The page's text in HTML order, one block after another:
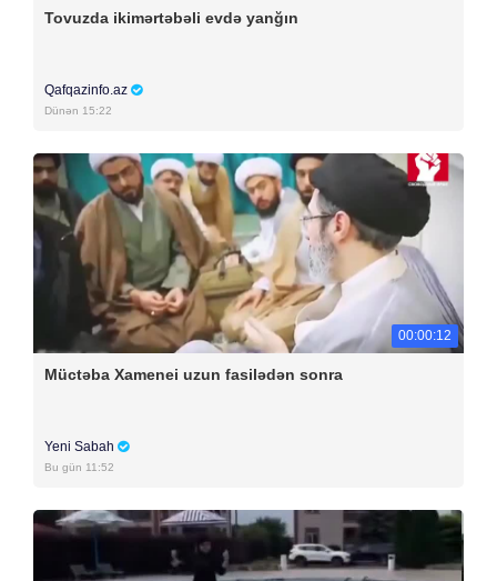
Tovuzda ikimərtəbəli evdə yanğın
Qafqazinfo.az
Dünən 15:22
00:00:12
Müctəba Xamenei uzun fasilədən sonra
Yeni Sabah
Bu gün 11:52